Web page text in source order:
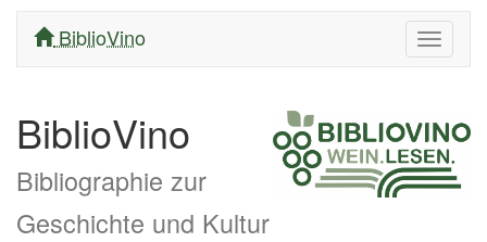
ein/
BiblioVino
BiblioVino
Bibliographie zur
Geschichte und Kultur